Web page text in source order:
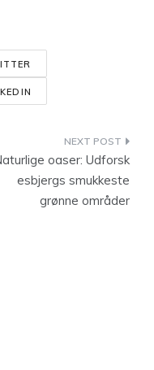
oaser: Udforsk
esbjergs smukkeste
grønne områder